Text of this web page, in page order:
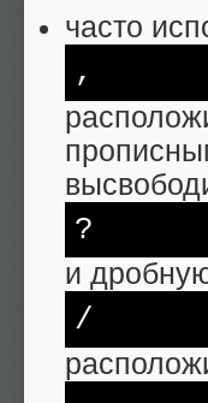
часто
,
?
и
/